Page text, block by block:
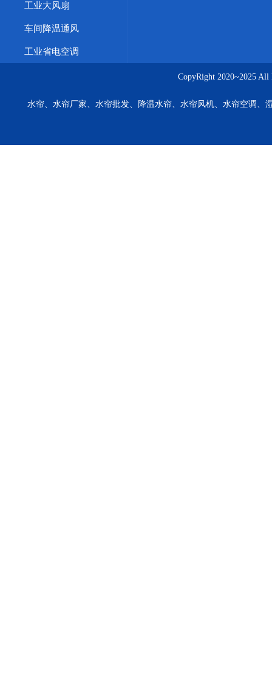
工业大风扇
车间降温通风
工业省电空调
CopyRight 2020~2025
水帘、水帘厂家、水帘批发、降温水帘、水帘风机、水帘空调、